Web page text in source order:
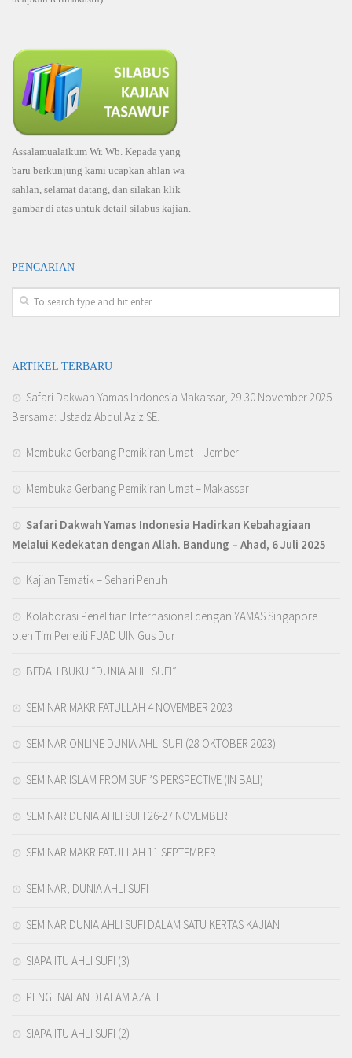
Assalamualaikum Wr. Wb. Kepada yang
baru berkunjung kami ucapkan ahlan wa
sahlan, selamat datang, dan silakan klik
gambar di atas untuk detail silabus kajian.
PENCARIAN
ARTIKEL TERBARU
Safari Dakwah Yamas Indonesia Makassar, 29-30 November 2025
Bersama: Ustadz Abdul Aziz SE.
Membuka Gerbang Pemikiran Umat – Jember
Membuka Gerbang Pemikiran Umat – Makassar
Safari Dakwah Yamas Indonesia Hadirkan Kebahagiaan
Melalui Kedekatan dengan Allah. Bandung – Ahad, 6 Juli 2025
Kajian Tematik – Sehari Penuh
Kolaborasi Penelitian Internasional dengan YAMAS Singapore
oleh Tim Peneliti FUAD UIN Gus Dur
BEDAH BUKU “DUNIA AHLI SUFI”
SEMINAR MAKRIFATULLAH 4 NOVEMBER 2023
SEMINAR ONLINE DUNIA AHLI SUFI (28 OKTOBER 2023)
SEMINAR ISLAM FROM SUFI’S PERSPECTIVE (IN BALI)
SEMINAR DUNIA AHLI SUFI 26-27 NOVEMBER
SEMINAR MAKRIFATULLAH 11 SEPTEMBER
SEMINAR, DUNIA AHLI SUFI
SEMINAR DUNIA AHLI SUFI DALAM SATU KERTAS KAJIAN
SIAPA ITU AHLI SUFI (3)
PENGENALAN DI ALAM AZALI
SIAPA ITU AHLI SUFI (2)